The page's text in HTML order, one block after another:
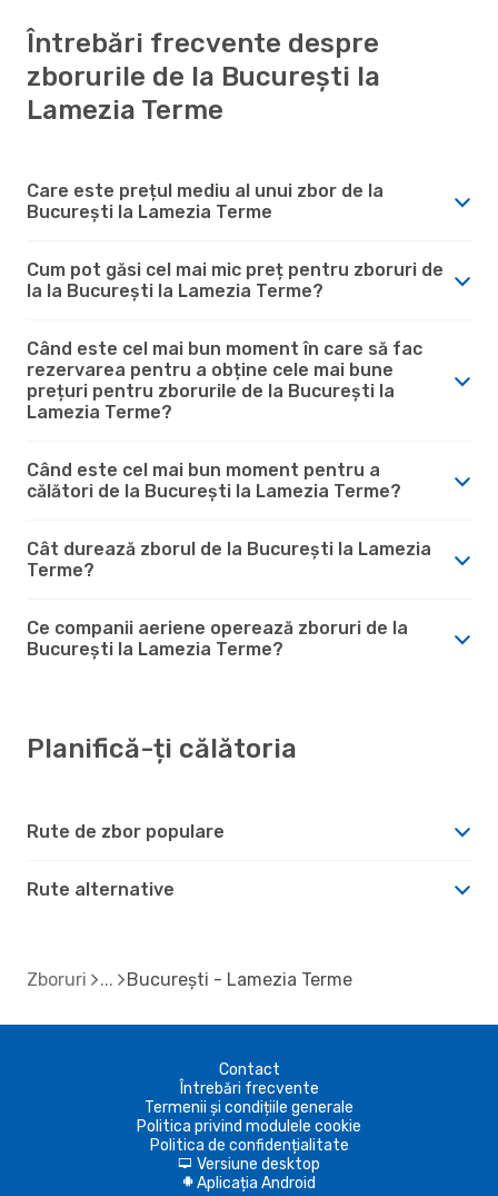
Întrebări frecvente despre
zborurile de la București la
Lamezia Terme
Care este prețul mediu al unui zbor de la
București la Lamezia Terme
Cum pot găsi cel mai mic preț pentru zboruri de
la la București la Lamezia Terme?
Când este cel mai bun moment în care să fac
rezervarea pentru a obține cele mai bune
prețuri pentru zborurile de la București la
Lamezia Terme?
Când este cel mai bun moment pentru a
călători de la București la Lamezia Terme?
Cât durează zborul de la București la Lamezia
Terme?
Ce companii aeriene operează zboruri de la
București la Lamezia Terme?
Planifică-ți călătoria
Rute de zbor populare
Rute alternative
Zboruri București - Lamezia Terme
Contact
Întrebări frecvente
Termenii și condițiile generale
Politica privind modulele cookie
Politica de confidențialitate
d Versiune desktop
A Aplicația Android